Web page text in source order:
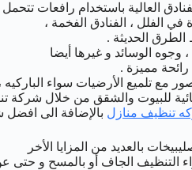
العالية باستخدام رافعات تتحمل
في الفلل ، الفنادق الفخمة ،
الطرق الحديثة .
وجوه الوسائد و غيرها أيضا
مميزة .
مع تلميع الأرضيات سواء الباركيه
للبيوت والشقق من خلال شركة
تنظيف منازل بالإضافة الى
بالعديد من المزايا الأخر
التنظيف الجاف أو بالمسح و حتى